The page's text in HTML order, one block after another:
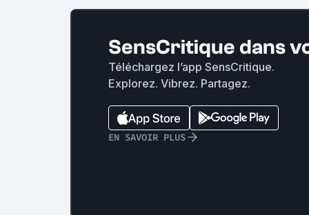
SensCritique dans
Téléchargez l’app SensCritique.
Explorez. Vibrez. Partagez.
EN SAVOIR PLUS